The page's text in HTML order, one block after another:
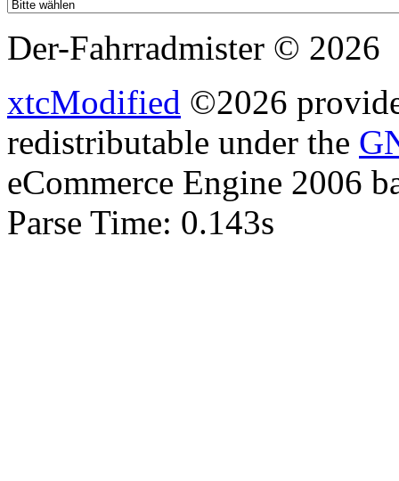
Der-Fahrradmister © 2026
xtcModified ©2026
redistributable under the
eCommerce Engine 2006
Parse Time: 0.143s